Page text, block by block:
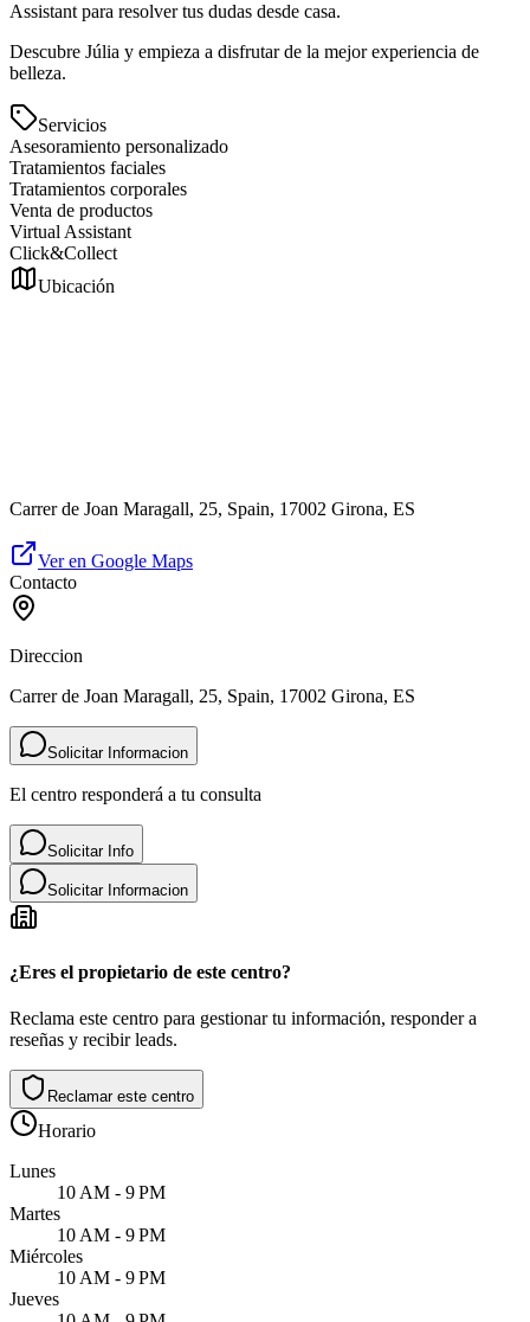
Assistant para resolver tus dudas desde casa.
Descubre Júlia y empieza a disfrutar de la mejor experiencia de
belleza.
Servicios
Asesoramiento personalizado
Tratamientos faciales
Tratamientos corporales
Venta de productos
Virtual Assistant
Click&Collect
Ubicación
Carrer de Joan Maragall, 25, Spain, 17002 Girona, ES
Ver en Google Maps
Contacto
Direccion
Carrer de Joan Maragall, 25, Spain, 17002 Girona, ES
Solicitar Informacion
El centro responderá a tu consulta
Solicitar Info
Solicitar Informacion
¿Eres el propietario de este centro?
Reclama este centro para gestionar tu información, responder a
reseñas y recibir leads.
Reclamar este centro
Horario
Lunes
10 AM - 9 PM
Martes
10 AM - 9 PM
Miércoles
10 AM - 9 PM
Jueves